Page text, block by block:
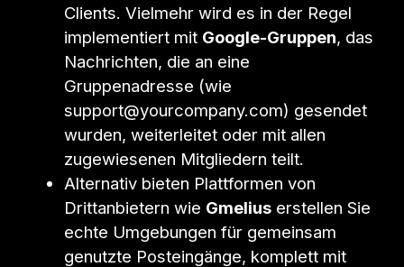
Clients. Vielmehr wird es in der Regel
implementiert mit Google-Gruppen, das
Nachrichten, die an eine
Gruppenadresse (wie
support@yourcompany.com) gesendet
wurden, weiterleitet oder mit allen
zugewiesenen Mitgliedern teilt.
Alternativ bieten Plattformen von
Drittanbietern wie Gmelius erstellen Sie
echte Umgebungen für gemeinsam
genutzte Posteingänge, komplett mit